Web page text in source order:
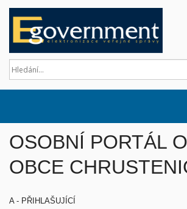
OSOBNÍ PORTÁL
OBCE
A - PŘIHLAŠUJÍCÍ